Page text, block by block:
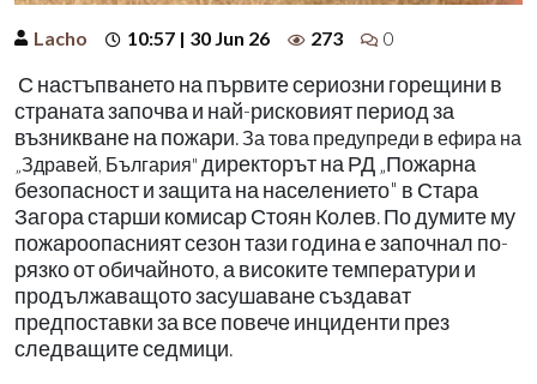
Lacho 10:57 | 30 Jun 26 273 0
С настъпването на първите сериозни горещини в
страната започва и най-рисковият период за
възникване на пожари. За това предупреди в ефира на
„Здравей, България" директорът на РД „Пожарна
безопасност и защита на населението" в Стара
Загора старши комисар Стоян Колев. По думите му
пожароопасният сезон тази година е започнал по-
рязко от обичайното, а високите температури и
продължаващото засушаване създават
предпоставки за все повече инциденти през
следващите седмици.